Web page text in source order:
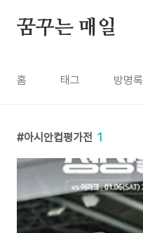
꿈꾸는 매일
홈 태그 방명록
아시안컵평가전 1